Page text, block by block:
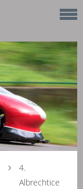
4.
Albrechtice